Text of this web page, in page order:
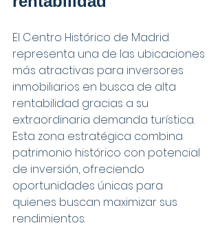
El Centro Histórico de Madrid
representa una de las ubicaciones
más atractivas para inversores
inmobiliarios en busca de alta
rentabilidad gracias a su
extraordinaria demanda turística.
Esta zona estratégica combina
patrimonio histórico con potencial
de inversión, ofreciendo
oportunidades únicas para
quienes buscan maximizar sus
rendimientos.